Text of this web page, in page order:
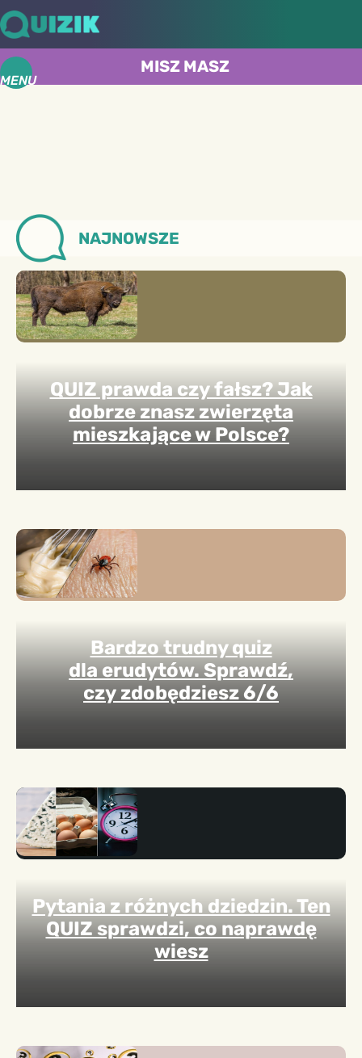
MENU
MISZ MASZ
NAJNOWSZE
QUIZ prawda czy fałsz? Jak
dobrze znasz zwierzęta
mieszkające w Polsce?
Bardzo trudny quiz
dla erudytów. Sprawdź,
czy zdobędziesz 6/6
Pytania z różnych dziedzin. Ten
QUIZ sprawdzi, co naprawdę
wiesz